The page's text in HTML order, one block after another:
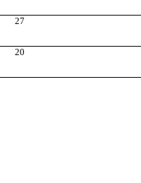
27
20